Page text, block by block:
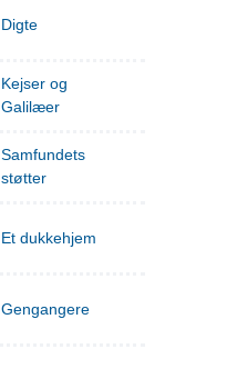
Digte
Kejser og
Galilæer
Samfundets
støtter
Et dukkehjem
Gengangere